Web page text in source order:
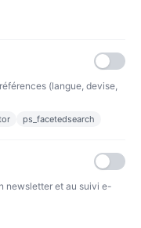
incluses
(langue, devise,
ps_facetedsearch
newsletter et au suivi e-